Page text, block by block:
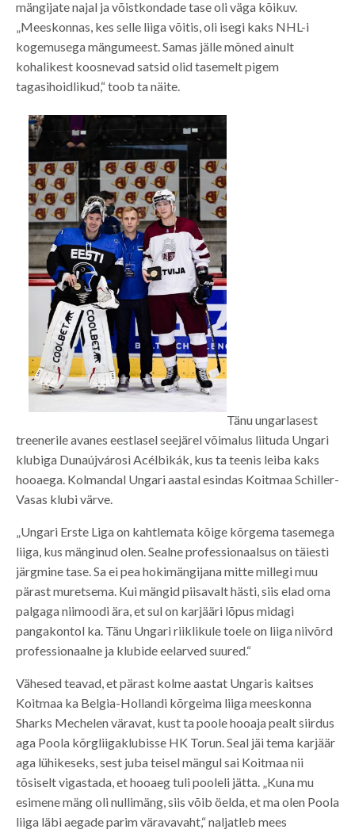
mängijate najal ja võistkondade tase oli väga kõikuv.
„Meeskonnas, kes selle liiga võitis, oli isegi kaks NHL-i
kogemusega mängumeest. Samas jälle mõned ainult
kohalikest koosnevad satsid olid tasemelt pigem
tagasihoidlikud,“ toob ta näite.
Tänu ungarlasest
treenerile avanes eestlasel seejärel võimalus liituda Ungari
klubiga Dunaújvárosi Acélbikák, kus ta teenis leiba kaks
hooaega. Kolmandal Ungari aastal esindas Koitmaa Schiller-
Vasas klubi värve.
„Ungari Erste Liga on kahtlemata kõige kõrgema tasemega
liiga, kus mänginud olen. Sealne professionaalsus on täiesti
järgmine tase. Sa ei pea hokimängijana mitte millegi muu
pärast muretsema. Kui mängid piisavalt hästi, siis elad oma
palgaga niimoodi ära, et sul on karjääri lõpus midagi
pangakontol ka. Tänu Ungari riiklikule toele on liiga niivõrd
professionaalne ja klubide eelarved suured.“
Vähesed teavad, et pärast kolme aastat Ungaris kaitses
Koitmaa ka Belgia-Hollandi kõrgeima liiga meeskonna
Sharks Mechelen väravat, kust ta poole hooaja pealt siirdus
aga Poola kõrgliigaklubisse HK Torun. Seal jäi tema karjäär
aga lühikeseks, sest juba teisel mängul sai Koitmaa nii
tõsiselt vigastada, et hooaeg tuli pooleli jätta. „Kuna mu
esimene mäng oli nullimäng, siis võib öelda, et ma olen Poola
liiga läbi aegade parim väravavaht,“ naljatleb mees